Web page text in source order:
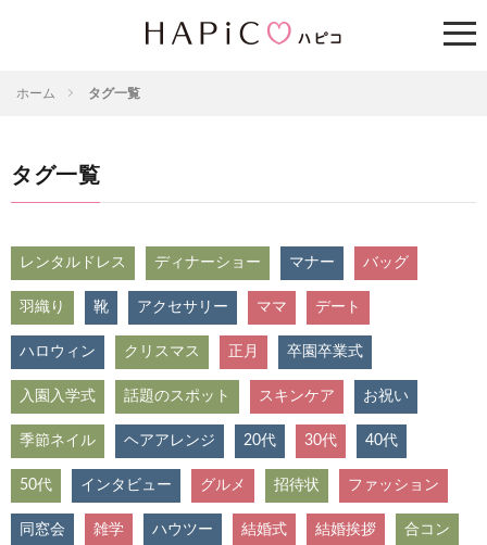
ホーム タグ一覧
タグ一覧
レンタルドレス ディナーショー マナー バッグ
羽織り 靴 アクセサリー ママ デート
ハロウィン クリスマス 正月 卒園卒業式
入園入学式 話題のスポット スキンケア お祝い
季節ネイル ヘアアレンジ 20代 30代 40代
50代 インタビュー グルメ 招待状 ファッション
同窓会 雑学 ハウツー 結婚式 結婚挨拶 合コン